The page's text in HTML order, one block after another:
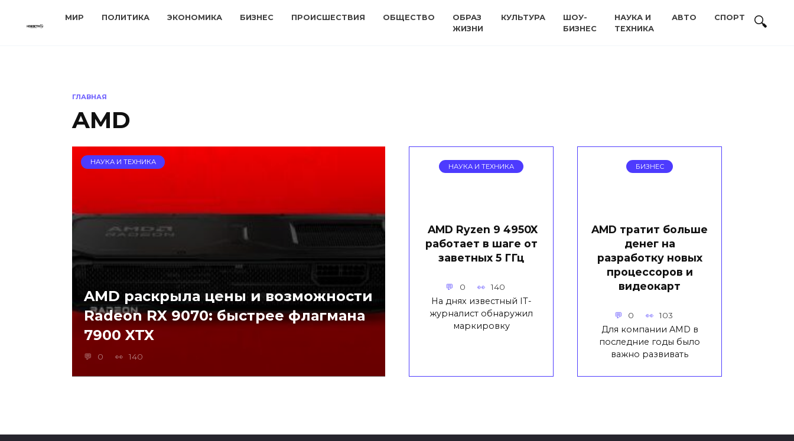
МИР ПОЛИТИКА ЭКОНОМИКА БИЗНЕС ПРОИСШЕСТВИЯ ОБЩЕСТВО
ОБРАЗ
ЖИЗНИ
КУЛЬТУРА
ШОУ-
БИЗНЕС
НАУКА И
ТЕХНИКА
АВТО СПОРТ
ГЛАВНАЯ
AMD
НАУКА И ТЕХНИКА
AMD раскрыла цены и возможности
Radeon RX 9070: быстрее флагмана
7900 XTX
0 140
НАУКА И ТЕХНИКА
AMD Ryzen 9 4950X
работает в шаге от
заветных 5 ГГц
0 140
На днях известный IT-
журналист обнаружил
маркировку
БИЗНЕС
AMD тратит больше
денег на
разработку новых
процессоров и
видеокарт
0 103
Для компании AMD в
последние годы было
важно развивать